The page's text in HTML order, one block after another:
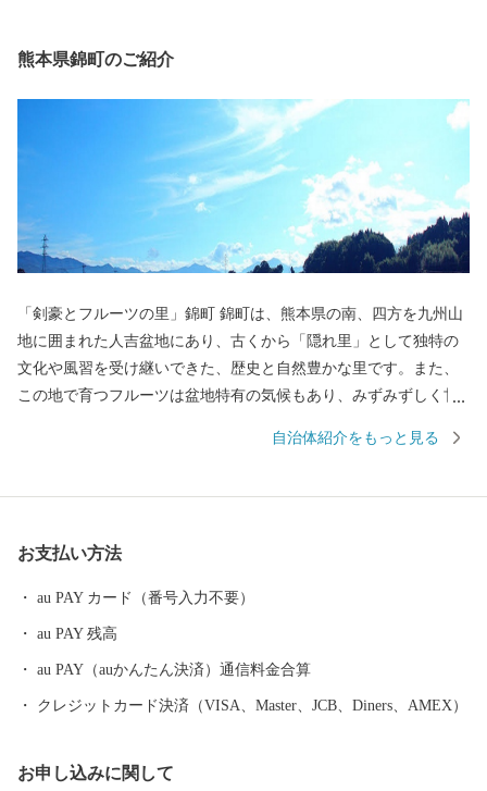
熊本県錦町のご紹介
「剣豪とフルーツの里」錦町 錦町は、熊本県の南、四方を九州山
地に囲まれた人吉盆地にあり、古くから「隠れ里」として独特の
文化や風習を受け継いできた、歴史と自然豊かな里です。また、
この地で育つフルーツは盆地特有の気候もあり、みずみずしく甘
食、そして「球磨焼酎」と、楽しみが多い豊かな町です。ぜひ一
自治体紹介をもっと見る
お支払い方法
au PAY カード（番号入力不要）
au PAY 残高
au PAY（auかんたん決済）通信料金合算
クレジットカード決済（VISA、Master、JCB、Diners、AMEX）
お申し込みに関して